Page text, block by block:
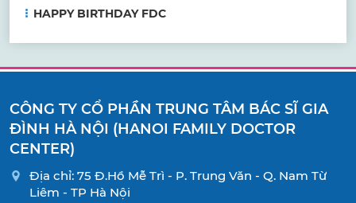
HAPPY BIRTHDAY FDC
CÔNG TY CỔ PHẦN TRUNG TÂM BÁC SĨ GIA
ĐÌNH HÀ NỘI (HANOI FAMILY DOCTOR
CENTER)
Địa chỉ: 75 Đ.Hồ Mễ Trì - P. Trung Văn - Q. Nam Từ
Liêm - TP Hà Nội